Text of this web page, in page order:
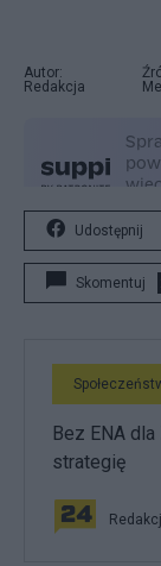
Autor:
Redakcja
Udostępnij
Skomentuj
Bez ENA
strategię